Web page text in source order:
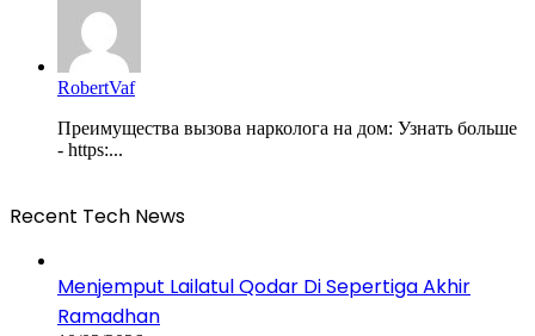
RobertVaf
Преимущества вызова нарколога на дом: Узнать больше
- https:...
Recent Tech News
Menjemput Lailatul Qodar Di Sepertiga Akhir
Ramadhan